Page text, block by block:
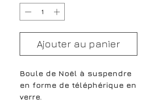
Ajouter au panier
Boule de Noël à suspendre
en forme de téléphérique en
verre.